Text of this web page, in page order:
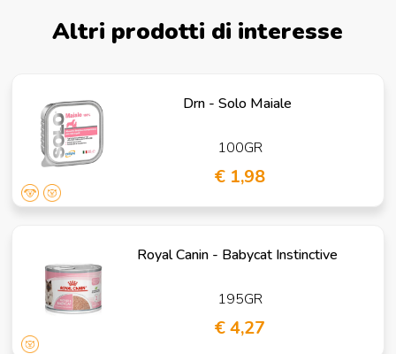
Altri prodotti di interesse
Drn - Solo Maiale
100GR
€ 1,98
Royal Canin - Babycat Instinctive
195GR
€ 4,27